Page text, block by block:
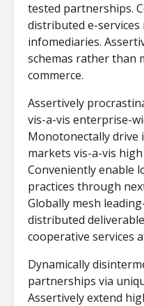
tested partnerships.
distributed e-
infomediaries.
schemas rather than
commerce.
Assertively
vis-a-vis enterprise-
Monotonectally drive
markets vis-a-vis
Conveniently enable
practices through
Globally mesh
distributed
cooperative services
Dynamically
partnerships via
Assertively extend